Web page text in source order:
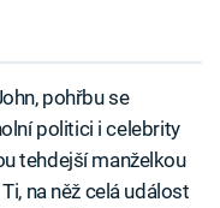
pohřbu se
politici i celebrity
tehdejší manželkou
na něž celá událost